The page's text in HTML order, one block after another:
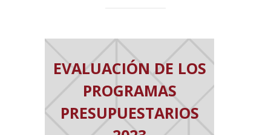
EVALUACIÓN DE LOS
PROGRAMAS
PRESUPUESTARIOS